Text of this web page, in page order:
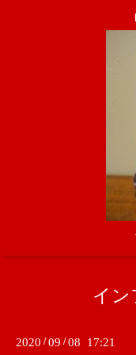
イン
2020 /09 /08 17:21